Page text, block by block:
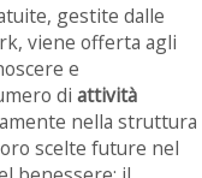
gestite dalle
viene offerta agli
e
di attività
nella struttura
scelte future nel